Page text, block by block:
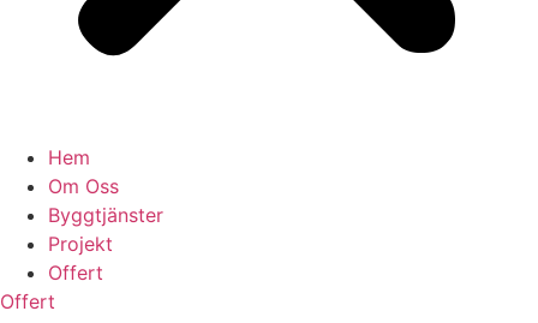
Hem
Om Oss
Byggtjänster
Projekt
Offert
Offert